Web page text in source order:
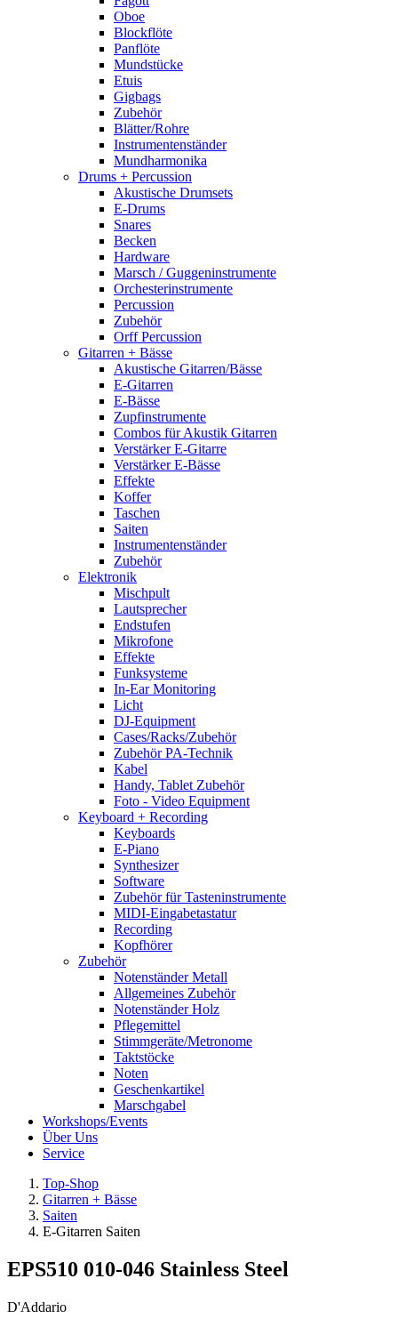
Oboe
Blockflöte
Panflöte
Mundstücke
Etuis
Gigbags
Zubehör
Blätter/Rohre
Instrumentenständer
Mundharmonika
Drums + Percussion
Akustische Drumsets
E-Drums
Snares
Becken
Hardware
Marsch / Guggeninstrumente
Orchesterinstrumente
Percussion
Zubehör
Orff Percussion
Gitarren + Bässe
Akustische Gitarren/Bässe
E-Gitarren
E-Bässe
Zupfinstrumente
Combos für Akustik Gitarren
Verstärker E-Gitarre
Verstärker E-Bässe
Effekte
Koffer
Taschen
Saiten
Instrumentenständer
Zubehör
Elektronik
Mischpult
Lautsprecher
Endstufen
Mikrofone
Effekte
Funksysteme
In-Ear Monitoring
Licht
DJ-Equipment
Cases/Racks/Zubehör
Zubehör PA-Technik
Kabel
Handy, Tablet Zubehör
Foto - Video Equipment
Keyboard + Recording
Keyboards
E-Piano
Synthesizer
Software
Zubehör für Tasteninstrumente
MIDI-Eingabetastatur
Recording
Kopfhörer
Zubehör
Notenständer Metall
Allgemeines Zubehör
Notenständer Holz
Pflegemittel
Stimmgeräte/Metronome
Taktstöcke
Noten
Geschenkartikel
Marschgabel
Workshops/Events
Über Uns
Service
Top-Shop
Gitarren + Bässe
Saiten
E-Gitarren Saiten
EPS510 010-046 Stainless Steel
D'Addario